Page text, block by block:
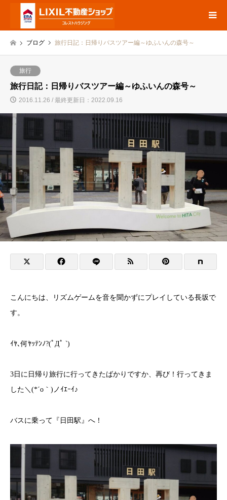
ブログ 旅行日記：日帰りバスツアー編～ゆふいんの森号～
旅行
旅行日記：日帰りバスツアー編～ゆふいんの森号～
2016.11.26 / 最終更新日：2022.09.16
こんにちは、リズムゲームを音を聞かずにプレイしている長坂で
す。
ｲﾔ､何ﾔｯﾃﾝﾉ?(ﾟДﾟ ‵)
3日に日帰り旅行に行ってきたばかりですか、再び！行ってきま
した＼(*´o｀)ノｲｴｰｲ♪
バスに乗って『日田駅』へ！